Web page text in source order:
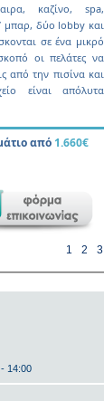
καζίνο, spa,
µπαρ, δύο lobby και
σε ένα µικρό
οι πελάτες να
από την πισίνα και
είναι απόλυτα
από 1.660€
1 2 3
14:00